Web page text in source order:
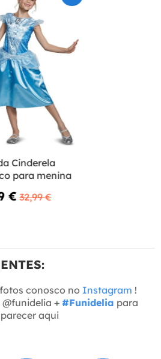
Cinderela
para menina
€ 32,99 €
conosco no Instagram !
+ #Funidelia para
aqui